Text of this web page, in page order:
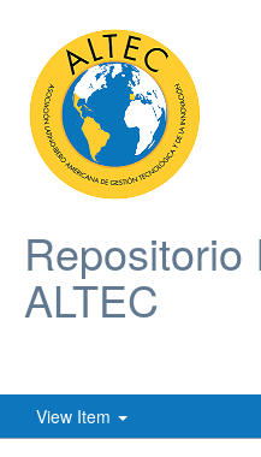
Repositorio
ALTEC
View Item